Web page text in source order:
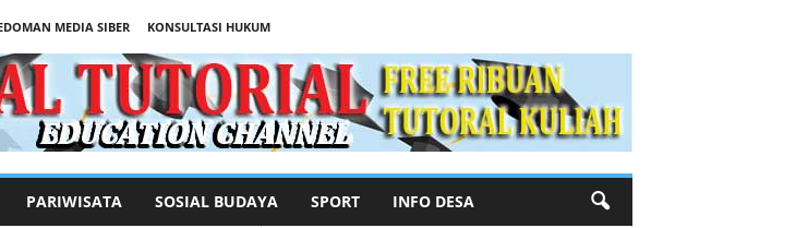
MEDIA SIBER
KONSULTASI HUKUM
PARIWISATA SOSIAL BUDAYA SPORT INFO DESA